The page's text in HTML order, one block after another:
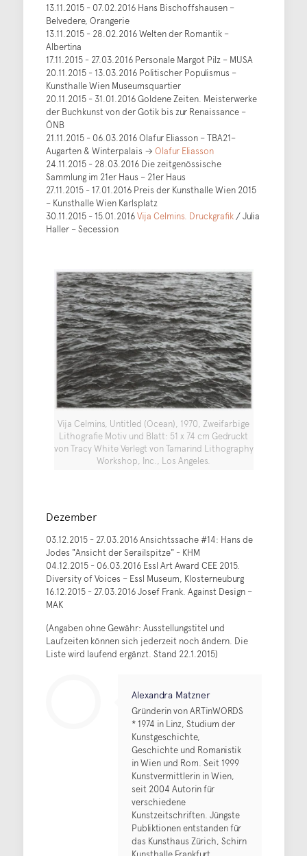
13.11.2015 - 07.02.2016 Hans Bischoffshausen –
Belvedere, Orangerie
13.11.2015 - 28.02.2016 Welten der Romantik –
Albertina
17.11.2015 - 27.03.2016 Personale Margot Pilz – MUSA
20.11.2015 - 13.03.2016 Politischer Populismus –
Kunsthalle Wien Museumsquartier
20.11.2015 - 31.01.2016 Goldene Zeiten. Meisterwerke
der Buchkunst von der Gotik bis zur Renaissance –
ÖNB
21.11.2015 - 06.03.2016 Olafur Eliasson – TBA21–
Augarten & Winterpalais → Olafur Eliasson
24.11.2015 - 28.03.2016 Die zeitgenössische
Sammlung im 21er Haus – 21er Haus
27.11.2015 - 17.01.2016 Preis der Kunsthalle Wien 2015
– Kunsthalle Wien Karlsplatz
30.11.2015 - 15.01.2016Vija Celmins. Druckgrafik/ Julia
Haller – Secession
Vija Celmins, Untitled (Ocean), 1970, Zweifarbige
Lithografie Motiv und Blatt: 51 x 74 cm Gedruckt
von Tracy White Verlegt von Tamarind Lithography
Workshop, Inc., Los Angeles.
Dezember
03.12.2015 - 27.03.2016 Ansichtssache #14: Hans de
Jodes "Ansicht der Serailspitze" - KHM
04.12.2015 - 06.03.2016 Essl Art Award CEE 2015.
Diversity of Voices – Essl Museum, Klosterneuburg
16.12.2015 - 27.03.2016 Josef Frank. Against Design –
MAK
(Angaben ohne Gewähr: Ausstellungstitel und
Laufzeiten können sich jederzeit noch ändern. Die
Liste wird laufend ergänzt. Stand 22.1.2015)
Alexandra Matzner
Gründerin von ARTinWORDS
* 1974 in Linz, Studium der
Kunstgeschichte,
Geschichte und Romanistik
in Wien und Rom. Seit 1999
Kunstvermittlerin in Wien,
seit 2004 Autorin für
verschiedene
Kunstzeitschriften. Jüngste
Publiktionen entstanden für
das Kunsthaus Zürich, Schirn